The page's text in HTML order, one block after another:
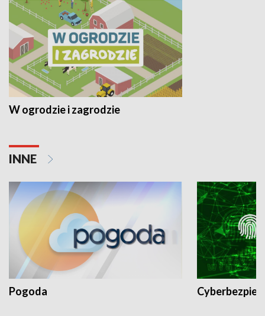
W ogrodzie i zagrodzie
INNE
Pogoda